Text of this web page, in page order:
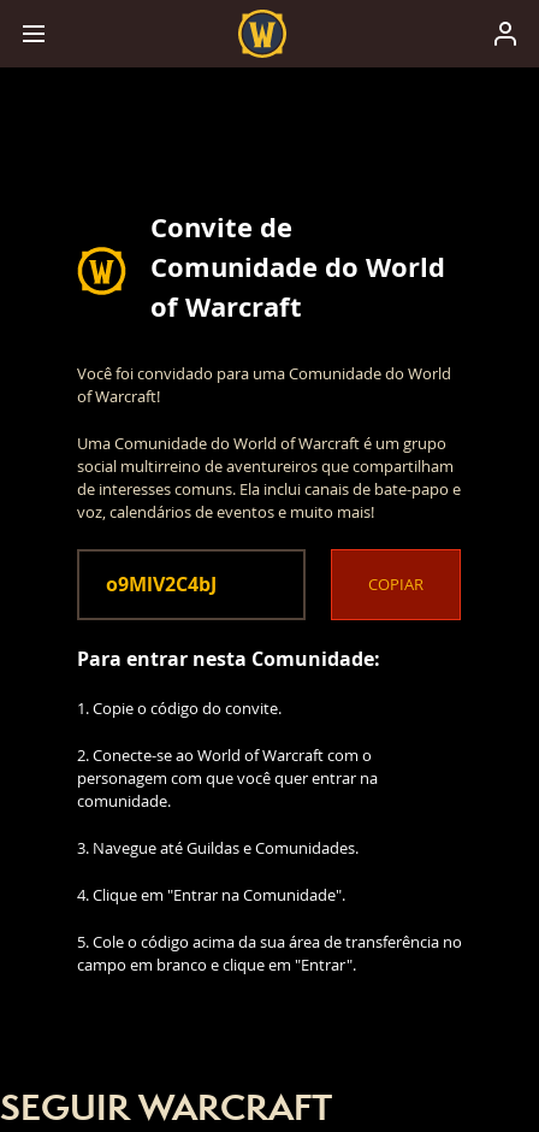
Convite de
Comunidade do World
of Warcraft
Você foi convidado para uma Comunidade do World
of Warcraft!
Uma Comunidade do World of Warcraft é um grupo
social multirreino de aventureiros que compartilham
de interesses comuns. Ela inclui canais de bate-papo e
voz, calendários de eventos e muito mais!
o9MlV2C4bJ COPIAR
Para entrar nesta Comunidade:
1. Copie o código do convite.
2. Conecte-se ao World of Warcraft com o
personagem com que você quer entrar na
comunidade.
3. Navegue até Guildas e Comunidades.
4. Clique em "Entrar na Comunidade".
5. Cole o código acima da sua área de transferência no
campo em branco e clique em "Entrar".
SEGUIR WARCRAFT